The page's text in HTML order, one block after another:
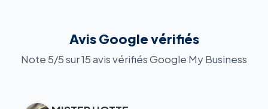
Avis Google vérifiés
Note 5/5 sur 15 avis vérifiés Google My Business